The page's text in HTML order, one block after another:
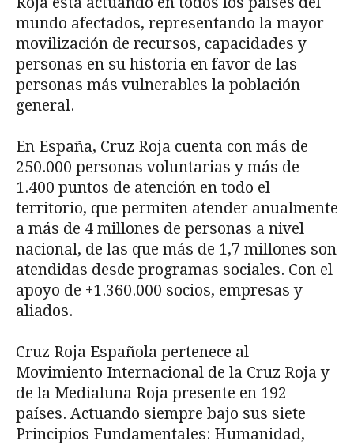
mundo afectados, representando la mayor
movilización de recursos, capacidades y
personas en su historia en favor de las
personas más vulnerables la población
general.
En España, Cruz Roja cuenta con más de
250.000 personas voluntarias y más de
1.400 puntos de atención en todo el
territorio, que permiten atender anualmente
a más de 4 millones de personas a nivel
nacional, de las que más de 1,7 millones son
atendidas desde programas sociales. Con el
apoyo de +1.360.000 socios, empresas y
aliados.
Cruz Roja Española pertenece al
Movimiento Internacional de la Cruz Roja y
de la Medialuna Roja presente en 192
países. Actuando siempre bajo sus siete
Principios Fundamentales: Humanidad,